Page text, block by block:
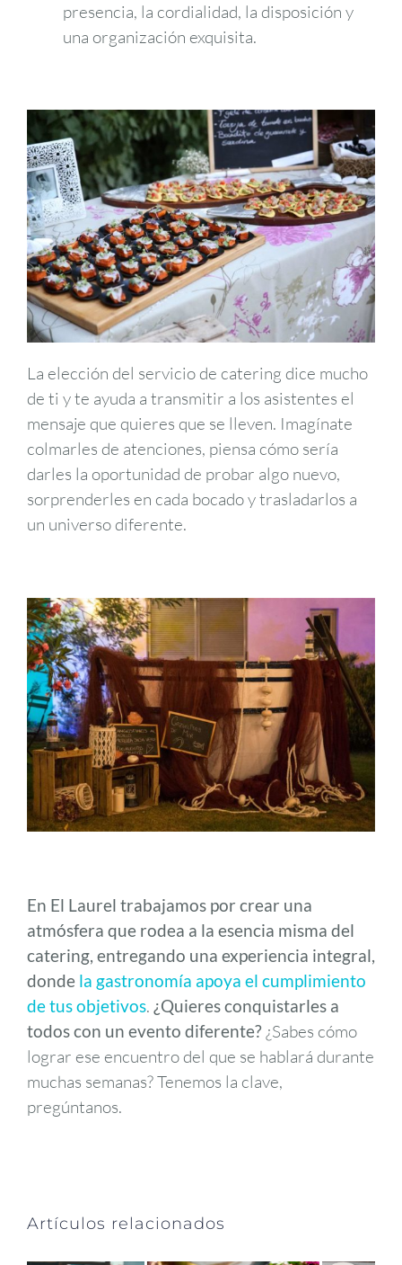
presencia, la cordialidad, la disposición y
una organización exquisita.
La elección del servicio de catering dice mucho
de ti y te ayuda a transmitir a los asistentes el
mensaje que quieres que se lleven. Imagínate
colmarles de atenciones, piensa cómo sería
darles la oportunidad de probar algo nuevo,
sorprenderles en cada bocado y trasladarlos a
un universo diferente.
En El Laurel trabajamos por crear una
atmósfera que rodea a la esencia misma del
catering, entregando una experiencia integral,
donde la gastronomía apoya el cumplimiento
de tus objetivos. ¿Quieres conquistarles a
todos con un evento diferente? ¿Sabes cómo
lograr ese encuentro del que se hablará durante
muchas semanas? Tenemos la clave,
pregúntanos.
Artículos relacionados